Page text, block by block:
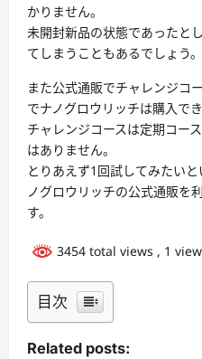
かりません。
未開封新品の状態であったと
てしまうこともあるでしょう。
また公式通販でチャレンジコ
でナノグロウリッチは購入でき
チャレンジコースは定期コー
はありません。
とりあえず1回試してみたい
ノグロウリッチの公式通販を
す。
3454 total views , 1
目次
Related posts: